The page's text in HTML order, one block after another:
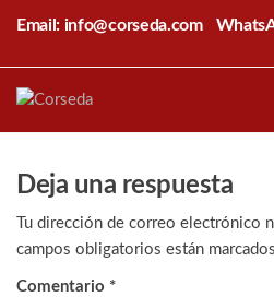
contenido
Email: info@corseda.com
sericultura
Deja una respuesta
Tu dirección de correo electrónico
campos obligatorios están
Comentario *